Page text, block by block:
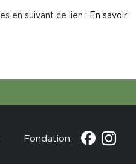
en suivant ce lien : En savoir
Fondation